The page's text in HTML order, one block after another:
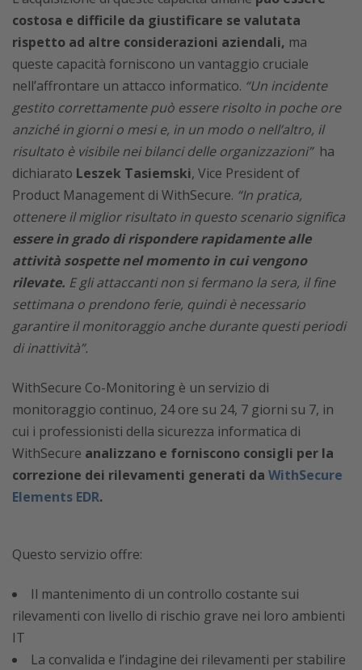
costosa e difficile da giustificare se valutata
rispetto ad altre considerazioni aziendali, ma
queste capacità forniscono un vantaggio cruciale
nell’affrontare un attacco informatico. “Un incidente
gestito correttamente può essere risolto in poche ore
anziché in giorni o mesi e, in un modo o nell’altro, il
risultato è visibile nei bilanci delle organizzazioni”ha
dichiarato Leszek Tasiemski, Vice President of
Product Management di WithSecure. “In pratica,
ottenere il miglior risultato in questo scenario significa
essere in grado di rispondere rapidamente alle
attività sospette nel momento in cui vengono
rilevate. E gli attaccanti non si fermano la sera, il fine
settimana o prendono ferie, quindi è necessario
garantire il monitoraggio anche durante questi periodi
di inattività”.
WithSecure Co-Monitoring è un servizio di
monitoraggio continuo, 24 ore su 24, 7 giorni su 7, in
cui i professionisti della sicurezza informatica di
WithSecure analizzano e forniscono consigli per la
correzione dei rilevamenti generati da WithSecure
Elements EDR.
Questo servizio offre:
Il mantenimento di un controllo costante sui
rilevamenti con livello di rischio grave nei loro ambienti
IT
La convalida e l’indagine dei rilevamenti per stabilire